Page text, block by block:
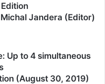
Jandera (Editor)
Up to 4 simultaneous
(August 30, 2019)